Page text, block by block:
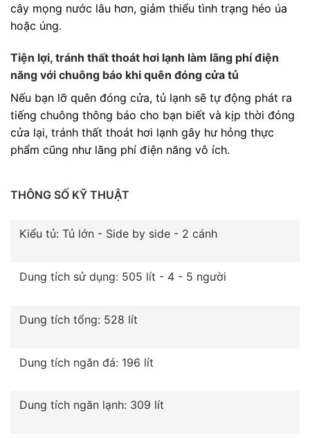
cây mọng nước lâu hơn, giảm thiểu tình trạng héo úa
hoặc úng.
Tiện lợi, tránh thất thoát hơi lạnh làm lãng phí điện
năng với chuông báo khi quên đóng cửa tủ
Nếu bạn lỡ quên đóng cửa, tủ lạnh sẽ tự động phát ra
tiếng chuông thông báo cho bạn biết và kịp thời đóng
cửa lại, tránh thất thoát hơi lạnh gây hư hỏng thực
phẩm cũng như lãng phí điện năng vô ích.
THÔNG SỐ KỸ THUẬT
Kiểu tủ: Tủ lớn - Side by side - 2 cánh
Dung tích sử dụng: 505 lít - 4 - 5 người
Dung tích tổng: 528 lít
Dung tích ngăn đá: 196 lít
Dung tích ngăn lạnh: 309 lít